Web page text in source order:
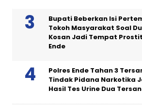
Bupati Beberkan Isi
Tokoh Masyarakat Soal
Kosan Jadi Tempat
Ende
Polres Ende Tahan 3
Tindak Pidana Narkotika
Hasil Tes Urine Dua